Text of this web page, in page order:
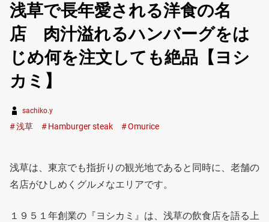
浅草で長年愛される洋食の名
店 肉汁溢れるハンバーグをは
じめ何を注文しても絶品【ヨシ
カミ】
sachiko.y
浅草 Hamburger steak Omurice
浅草は、東京でも指折りの観光地であると同時に、老舗の
名店がひしめくグルメなエリアです。
１９５１年創業の『ヨシカミ』は、浅草の飲食店を語る上